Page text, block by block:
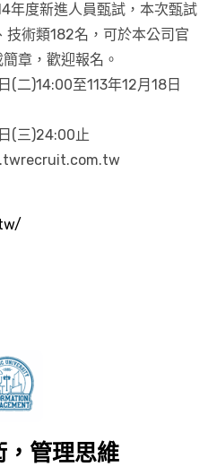
年度新進人員甄試，本次甄試
技術類182名，可於本公司官
章，歡迎報名。
(二)14:00至113年12月18日
(三)24:00止
，管理思維